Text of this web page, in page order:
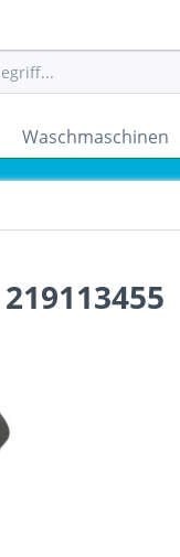
Waschmaschinen